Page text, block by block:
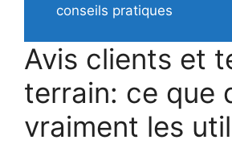
conseils pratiques
Avis clients et
terrain: ce que
vraiment les